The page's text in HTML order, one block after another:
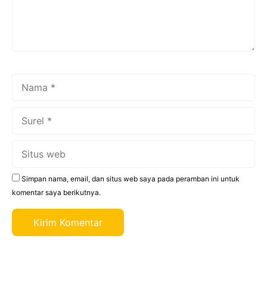
Simpan nama, email, dan situs web saya pada peramban ini untuk
komentar saya berikutnya.